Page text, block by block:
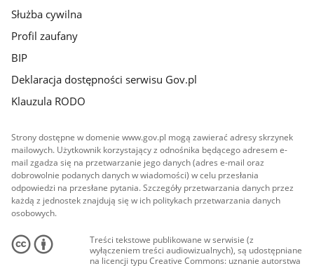
Służba cywilna
Profil zaufany
BIP
Deklaracja dostępności serwisu Gov.pl
Klauzula RODO
Strony dostępne w domenie www.gov.pl mogą zawierać adresy skrzynek
mailowych. Użytkownik korzystający z odnośnika będącego adresem e-
mail zgadza się na przetwarzanie jego danych (adres e-mail oraz
dobrowolnie podanych danych w wiadomości) w celu przesłania
odpowiedzi na przesłane pytania. Szczegóły przetwarzania danych przez
każdą z jednostek znajdują się w ich politykach przetwarzania danych
osobowych.
Treści tekstowe publikowane w serwisie (z
wyłączeniem treści audiowizualnych), są udostępniane
na licencji typu Creative Commons: uznanie autorstwa